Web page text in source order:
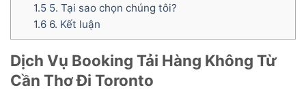
1.55. Tại sao chọn chúng tôi?
1.66. Kết luận
Dịch Vụ Booking Tải Hàng Không Từ
Cần Thơ Đi Toronto